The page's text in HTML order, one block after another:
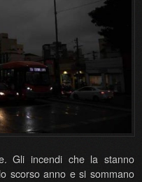
Gli incendi che la stanno
scorso anno e si sommano